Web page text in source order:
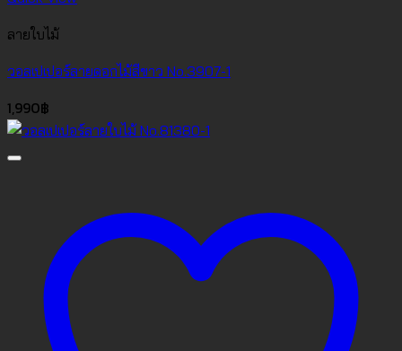
ลายใบไม้
วอลเปเปอร์ลายดอกไม้สีขาว No.3907-1
1,990฿